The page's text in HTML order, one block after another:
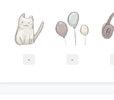
- -